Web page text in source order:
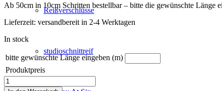
Reißverschlüsse
studioschnittreif
Ab 50cm in 10cm Schritten bestellbar – bitte die gewünschte Länge
Lieferzeit: versandbereit in 2-4 Werktagen
In stock
bitte gewünschte Länge eingeben (m)
Produktpreis
Heavy
Jogging